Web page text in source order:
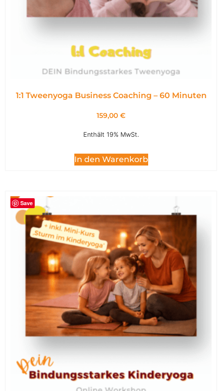
1:1 Tweenyoga Business Coaching – 60 Minuten
159,00 €
Enthält 19% MwSt.
In den Warenkorb
Save